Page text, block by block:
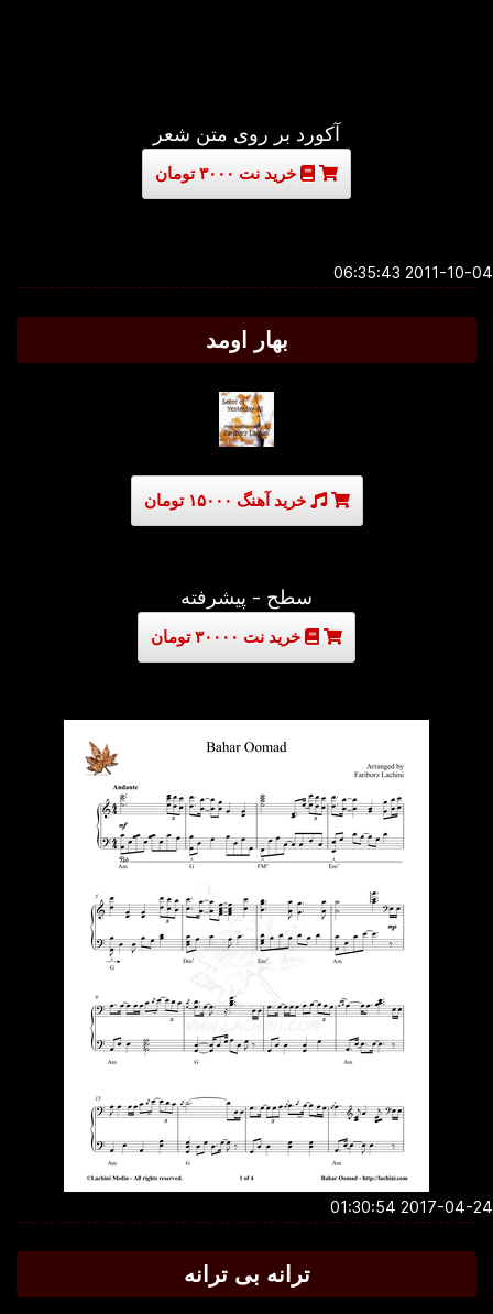
آکورد بر روی متن شعر
خرید نت ۳۰۰۰ تومان
2011-10-04
بهار اومد
خرید آهنگ ۱۵۰۰۰ تومان
سطح - پیشرفته
خرید نت ۳۰۰۰۰ تومان
2017-04-24
ترانه بی ترانه